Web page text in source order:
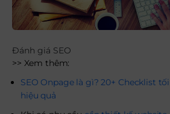
Đánh giá SEO
>> Xem thêm:
SEO Onpage là gì? 20+ Checklist
hiệu quả